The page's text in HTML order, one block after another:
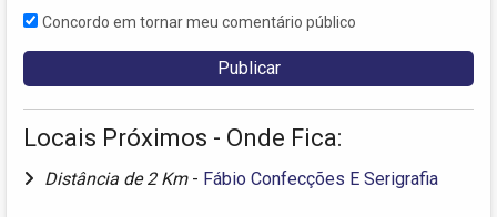
Concordo em tornar meu comentário público
Locais Próximos - Onde Fica:
Distância de 2 Km - Fábio Confecções E Serigrafia